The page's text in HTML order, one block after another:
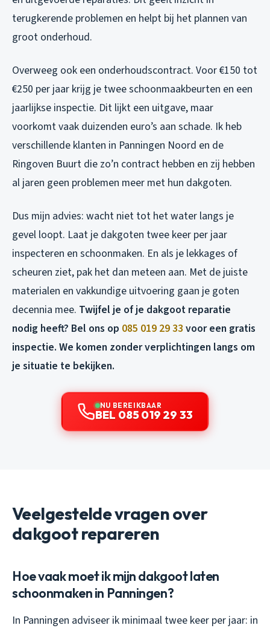
terugkerende problemen en helpt bij het plannen van
groot onderhoud.
Overweeg ook een onderhoudscontract. Voor €150 tot
€250 per jaar krijg je twee schoonmaakbeurten en een
jaarlijkse inspectie. Dit lijkt een uitgave, maar
voorkomt vaak duizenden euro’s aan schade. Ik heb
verschillende klanten in Panningen Noord en de
Ringoven Buurt die zo’n contract hebben en zij hebben
al jaren geen problemen meer met hun dakgoten.
Dus mijn advies: wacht niet tot het water langs je
gevel loopt. Laat je dakgoten twee keer per jaar
inspecteren en schoonmaken. En als je lekkages of
scheuren ziet, pak het dan meteen aan. Met de juiste
materialen en vakkundige uitvoering gaan je goten
decennia mee. Twijfel je of je dakgoot reparatie
nodig heeft? Bel ons op 085 019 29 33 voor een gratis
inspectie. We komen zonder verplichtingen langs om
je situatie te bekijken.
NU BEREIKBAAR
BEL 085 019 29 33
Veelgestelde vragen over
dakgoot repareren
Hoe vaak moet ik mijn dakgoot laten
schoonmaken in Panningen?
In Panningen adviseer ik minimaal twee keer per jaar: in